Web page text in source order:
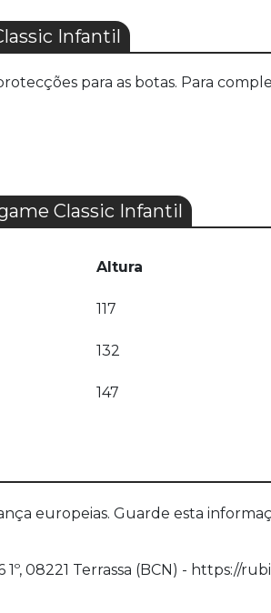
Infantil
para as botas. Para
Classic Infantil
Altura
117
132
147
europeias. Guarde esta
08221 Terrassa (BCN) - https://